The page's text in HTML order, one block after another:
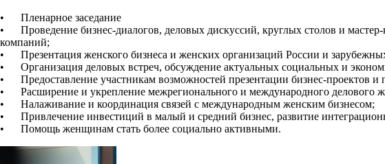
• Пленарное заседание
• Проведение бизнес-диалогов, деловых дискуссий, круглых столов и
компаний;
• Презентация женского бизнеса и женских организаций России и
• Организация деловых встреч, обсуждение актуальных социальных и
• Предоставление участникам возможностей презентации бизнес-проектов и
• Расширение и укрепление межрегионального и международного делового
• Налаживание и координация связей с международным женским бизнесом;
• Привлечение инвестиций в малый и средний бизнес, развитие
• Помощь женщинам стать более социально активными.